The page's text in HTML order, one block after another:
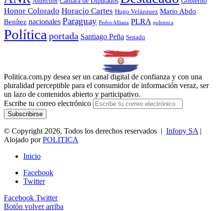
Honor Colorado Horacio Cartes Hugo Velázquez Mario Abdo
Benítez nacionales Paraguay Pedro Alliana PLRA polemica
Política portada Santiago Peña Senado
Politica.com.py desea ser un canal digital de confianza y con una
pluralidad perceptible para el consumidor de información veraz, ser
un lazo de contenidos abierto y participativo.
Escribe tu correo electrónico
© Copyright 2026, Todos los derechos reservados | Infopy SA |
Alojado porPOLITICA
Inicio
Facebook
Twitter
Facebook Twitter
Botón volver arriba